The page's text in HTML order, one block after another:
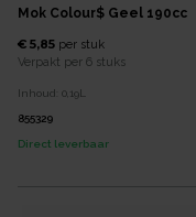
Mok Colour$ Geel 190cc
€ 5,85 per stuk
Verpakt per 6 stuks
Inhoud: 0,19L
855329
Direct leverbaar